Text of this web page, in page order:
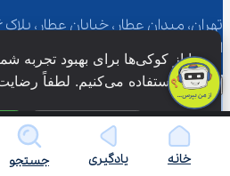
اعتصامی، طبقه 3
کجا می‌ری؟
آی‌نو
درس هاخانه یادگیری جستجو
ما از کوکی‌ها برای بهبود
استفاده می‌کنیم. لطفاً رضایت خود را اعلام کنید.
فقط ضروری